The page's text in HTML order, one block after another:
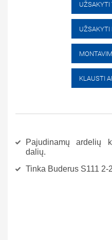
UŽSAKYTI
UŽSAKYTI
KLAUSTI
Pajudinamų ardelių
dalių.
Tinka Buderus S111 2-